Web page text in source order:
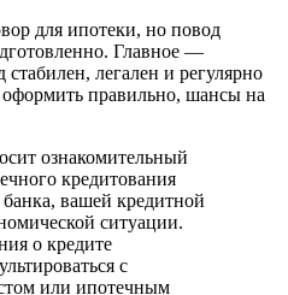
для ипотеки, но повод
Главное —
стабилен, легален и регулярно
оформить правильно, шансы на
ознакомительный
кредитования
банка, вашей кредитной
ситуации.
о кредите
с
или ипотечным